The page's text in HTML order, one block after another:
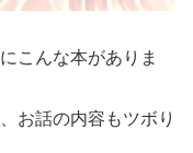
こんな本がありま
お話の内容もツボり